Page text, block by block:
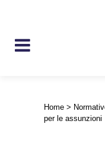
Home >
per le assunzioni